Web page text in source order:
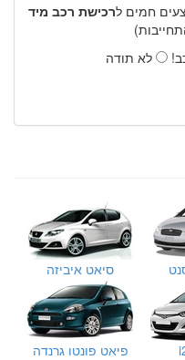
חמים לרכישת רכב מיד
לא תודה
סיאט איביזה
פיאט פונטו גרנדה